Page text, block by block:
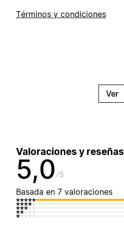
Términos y condiciones
Ver
Valoraciones y reseñas
5,0 5
Basada en 7 valoraciones